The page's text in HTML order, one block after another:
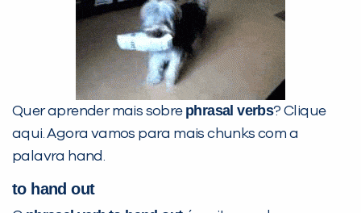
Quer aprender mais sobre phrasal verbs? Clique
aqui. Agora vamos para mais chunks com a
palavra hand.
to hand out